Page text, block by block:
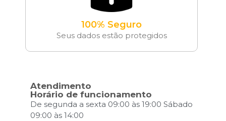
100% Seguro
Seus dados estão protegidos
Atendimento
Horário de funcionamento
De segunda a sexta 09:00 às 19:00 Sábado
09:00 às 14:00